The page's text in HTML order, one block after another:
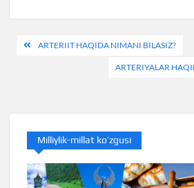
PostARTERIIT HAQIDA NIMANI BILASIZ?
ARTERIYALAR
Milliylik-millat ko’zgusi